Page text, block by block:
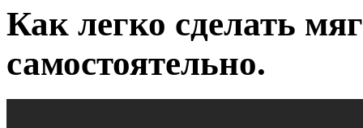
Как легко сделать
самостоятельно.